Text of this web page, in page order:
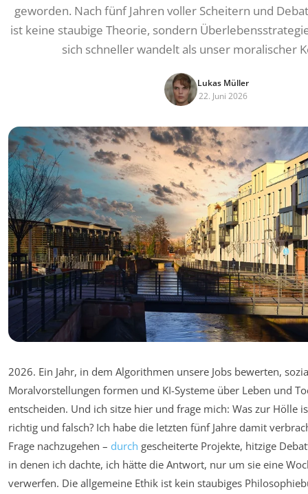
geworden. Nach fünf Jahren voller Scheitern und
ist keine staubige Theorie, sondern
sich schneller wandelt als unser moralischer
Lukas Müller
22. Juni 2026
2026. Ein Jahr, in dem Algorithmen unsere Jobs bewerten,
Moralvorstellungen formen und KI-Systeme über Leben und
entscheiden. Und ich sitze hier und frage mich: Was zur Hölle
richtig und falsch? Ich habe die letzten fünf Jahre damit
Frage nachzugehen – durch gescheiterte Projekte, hitzige
in denen ich dachte, ich hätte die Antwort, nur um sie eine
verwerfen. Die allgemeine Ethik ist kein staubiges